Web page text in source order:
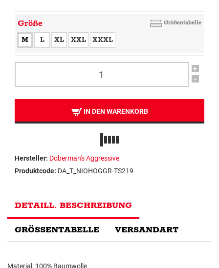
Größe Größentabelle
M L XL XXL XXXL
+
-
IN DEN WARENKORB
Hersteller: Doberman's Aggressive
Produktcode: DA_T_NIOHOGGR-TS219
DETAILL. BESCHREIBUNG
GRÖSSENTABELLE VERSANDART
Material: 100% Baumwolle